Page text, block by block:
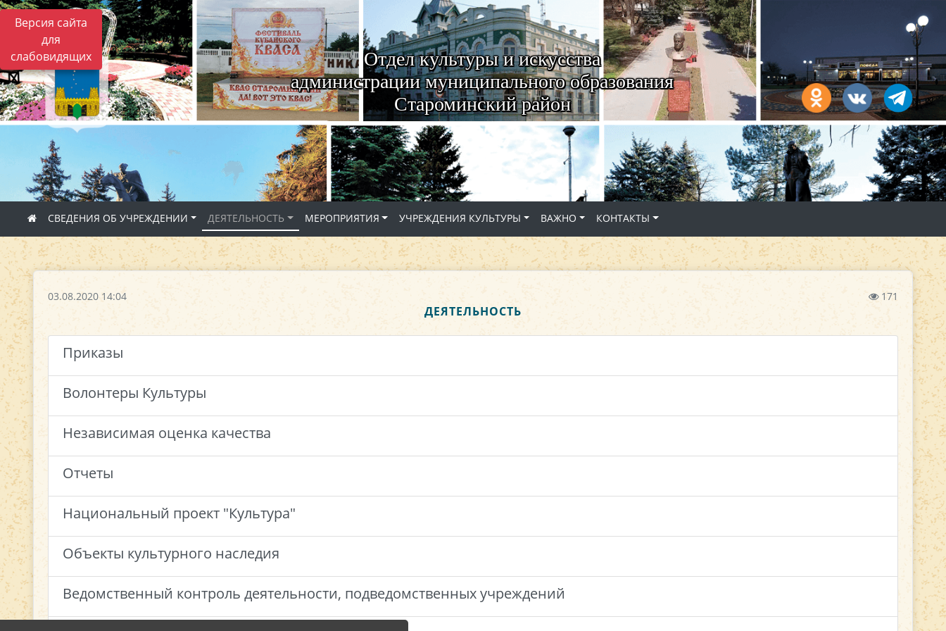
Версия сайта
для
слабовидящих
Отдел культуры и искусства
администрации муниципального образования
Староминский район
СВЕДЕНИЯ ОБ УЧРЕЖДЕНИИ ДЕЯТЕЛЬНОСТЬ МЕРОПРИЯТИЯ УЧРЕЖДЕНИЯ КУЛЬТУРЫ ВАЖНО КОНТАКТЫ
03.08.2020 14:04 171
ДЕЯТЕЛЬНОСТЬ
Приказы
Волонтеры Культуры
Независимая оценка качества
Отчеты
Национальный проект "Культура"
Объекты культурного наследия
Ведомственный контроль деятельности, подведомственных учреждений